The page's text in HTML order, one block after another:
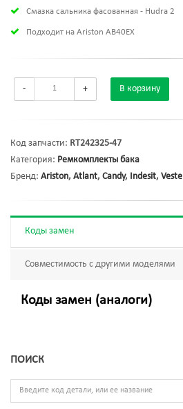
Смазка сальника фасованная - Hudra 2
Подходит на Ariston AB40EX
- + В корзину
Код запчасти: RT242325-47
Категория: Ремкомплекты бака
Бренд: Ariston, Atlant, Candy, Indesit, Vestel
Коды замен
Совместимость с другими моделями
Коды замен (аналоги)
ПОИСК